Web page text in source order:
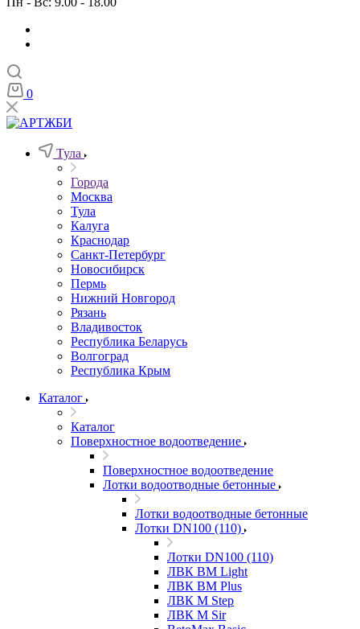
0
Тула
Города
Москва
Тула
Калуга
Краснодар
Санкт-Петербург
Новосибирск
Пермь
Нижний Новгород
Рязань
Владивосток
Республика Беларусь
Волгоград
Республика Крым
Каталог
Каталог
Поверхностное водоотведение
Поверхностное водоотведение
Лотки водоотводные бетонные
Лотки водоотводные бетонные
Лотки DN100 (110)
Лотки DN100 (110)
ЛВК ВМ Light
ЛВК ВМ Plus
ЛВК М Step
ЛВК М Sir